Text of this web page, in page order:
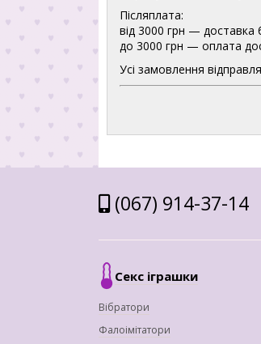
Післяплата:
від 3000 грн — доставка
до 3000 грн — оплата
Усі замовлення
(067) 914-37-14
Секс іграшки
Вібратори
Фалоімітатори